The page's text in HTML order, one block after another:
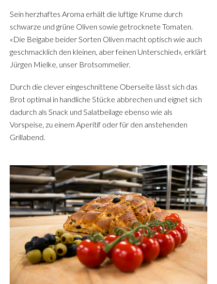
Sein herzhaftes Aroma erhält die luftige Krume durch
schwarze und grüne Oliven sowie getrocknete Tomaten.
«Die Beigabe beider Sorten Oliven macht optisch wie auch
geschmacklich den kleinen, aber feinen Unterschied», erklärt
Jürgen Mielke, unser Brotsommelier.
Durch die clever eingeschnittene Oberseite lässt sich das
Brot optimal in handliche Stücke abbrechen und eignet sich
dadurch als Snack und Salatbeilage ebenso wie als
Vorspeise, zu einem Aperitif oder für den anstehenden
Grillabend.